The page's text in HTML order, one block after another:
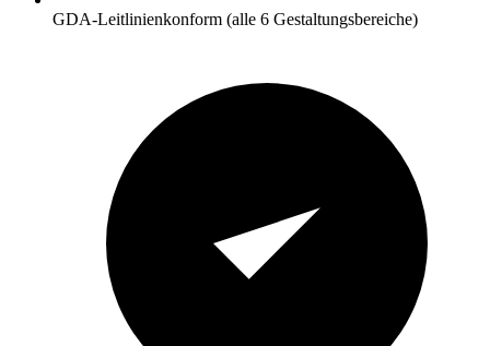
GDA-Leitlinienkonform (alle 6 Gestaltungsbereiche)